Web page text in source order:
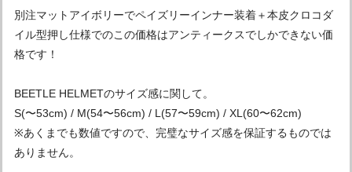
別注マットアイボリーでペイズリーインナー装着＋本皮クロコダ
イル型押し仕様でのこの価格はアンティークスでしかできない価
格です！
BEETLE HELMETのサイズ感に関して。
S(〜53cm) / M(54〜56cm) / L(57〜59cm) / XL(60〜62cm)
※あくまでも数値ですので、完璧なサイズ感を保証するものでは
ありません。